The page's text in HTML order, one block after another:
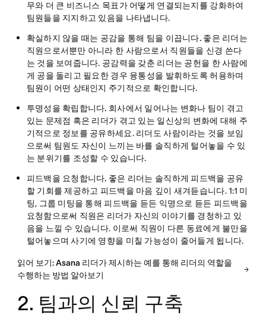
무와 더 큰 비즈니스 목표가 어떻게 연결되는지를 강화하여
팀원들을 지지하고 있음을 나타냅니다.
확실하지 않을 때는 공감을 통해 팀을 이끕니다.좋은 리더는
직원으로서뿐만 아니라 한 사람으로서 직원들을 신경 쓴다
는 것을 보여줍니다. 공감력을 갖춘 리더는 공헌을 한 사람에
게 공을 돌리고 필요한 경우 융통성을 발휘하도록 허용하며
팀원이 어떤 상태인지 주기적으로 확인합니다.
투명성을 확립합니다. 회사에서 일어나는 변화나 팀이 겪고
있는 문제점 혹은 리더가 겪고 있는 일신상의 변화에 대해 주
기적으로 정보를 공유하세요. 리더도 사람이라는 것을 보임
으로써 팀원도 자신이 느끼는 바를 솔직하게 털어놓을 수 있
는 분위기를 조성할 수 있습니다.
피드백을 요청합니다. 좋은 리더는 솔직하게 피드백을 공유
할 기회를 제공하고 피드백을 마음 깊이 새겨듣습니다. 1:1 미
팅, 그룹 미팅을 통해 피드백을 듣든 익명으로 듣든 피드백을
요청함으로써 직원은 리더가 자신의 이야기를 경청하고 있
음을 느낄 수 있습니다. 이로써 직원이 다른 동료에게 불만을
털어놓으며 사기에 영향을 미칠 가능성이 줄어들게 됩니다.
읽어 보기: Asana 리더가 제시하는 예를 통해 리더의 역할을
수행하는 방법 알아보기
2. 팀과의 신뢰 구축